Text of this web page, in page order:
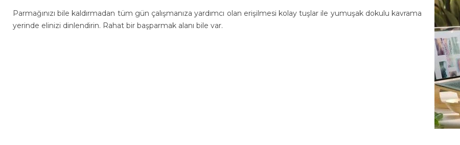
Parmağınızı bile kaldırmadan tüm gün çalışmanıza yardımcı olan erişilmesi kolay tuşlar ile yumuşak dokulu kavrama
yerinde elinizi dinlendirin. Rahat bir başparmak alanı bile var.